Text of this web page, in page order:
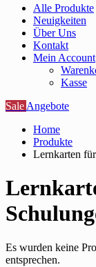
Alle Produkte
Neuigkeiten
Über Uns
Kontakt
Mein Account
Kasse
Sale Angebote
Home
Produkte
Lernkarten
Es wurden keine
entsprechen.